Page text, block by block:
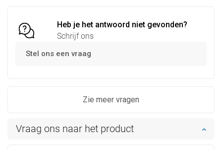
Heb je het antwoord niet gevonden?
Schrijf ons
Stel ons een vraag
Zie meer vragen
Vraag ons naar het product